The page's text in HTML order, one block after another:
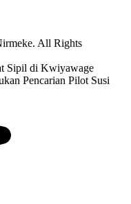
All Rights
Sipil di Kwiyawage
Pencarian Pilot Susi